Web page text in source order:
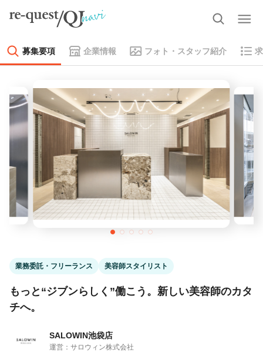
募集要項 企業情報 フォト・スタッフ紹介
業務委託・フリーランス 美容師スタイリスト
もっと“ジブンらしく”働こう。新しい美容師のカタ
チへ。
SALOWIN池袋店
運営：サロウィン株式会社